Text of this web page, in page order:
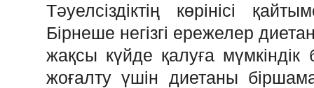
Тәуелсіздіктің көрінісі
Бірнеше негізгі ережелер
жақсы күйде қалуға
жоғалту үшін диетаны